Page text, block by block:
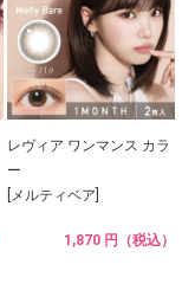
レヴィア ワンマンス カラ
ー
[メルティベア]
1,870 円（税込）